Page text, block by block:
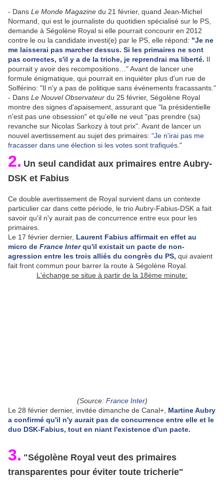
- Dans Le Monde Magazine du 21 février, quand Jean-Michel
Normand, qui est le journaliste du quotidien spécialisé sur le PS,
demande à Ségolène Royal si elle pourrait concourir en 2012
contre le ou la candidate investi(e) par le PS, elle répond: "Je ne
me laisserai pas marcher dessus. Si les primaires ne sont
pas correctes, s'il y a de la triche, je reprendrai ma liberté. Il
pourrait y avoir des recompositions…" Avant de lancer une
formule énigmatique, qui pourrait en inquiéter plus d'un rue de
Solférino: "Il n'y a pas de politique sans événements fracassants."
- Dans Le Nouvel Observateur du 25 février, Ségolène Royal
montre des signes d'apaisement, assurant que "la présidentielle
n'est pas une obsession" et qu'elle ne veut "pas prendre (sa)
revanche sur Nicolas Sarkozy à tout prix". Avant de lancer un
nouvel avertissement au sujet des primaires: "Je n'irai pas me
fracasser dans une élection si les votes sont trafiqués."
2. Un seul candidat aux primaires entre Aubry-
DSK et Fabius
Ce double avertissement de Royal survient dans un contexte
particulier car dans cette période, le trio Aubry-Fabius-DSK a fait
savoir qu'il n'y aurait pas de concurrence entre eux pour les
primaires.
Le 17 février dernier, Laurent Fabius affirmait en effet au
micro de France Interqu'il existait un pacte de non-
agression entre les trois alliés du congrès du PS, qui avaient
fait front commun pour barrer la route à Ségolène Royal.
L'échange se situe à partir de la 18ème minute:
(Source: France Inter)
Le 28 février dernier, invitée dimanche de Canal+, Martine Aubry
a confirmé qu'il n'y aurait pas de concurrence entre elle et le
duo DSK-Fabius, tout en niant l'existence d'un pacte.
3. "Ségolène Royal veut des primaires
transparentes pour éviter toute tricherie"